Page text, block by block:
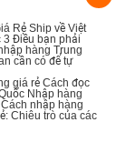
Rẻ Ship về Việt
3 Điều bạn phải
hàng Trung
cần có để tự
giá rẻ Cách đọc
Nhập hàng
Cách nhập hàng
Chiêu trò của các